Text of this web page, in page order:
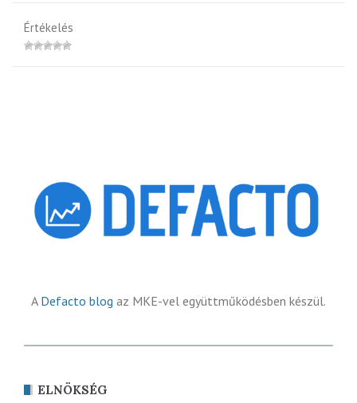
Értékelés
A Defacto blog az MKE-vel együttműködésben készül.
ELNÖKSÉG